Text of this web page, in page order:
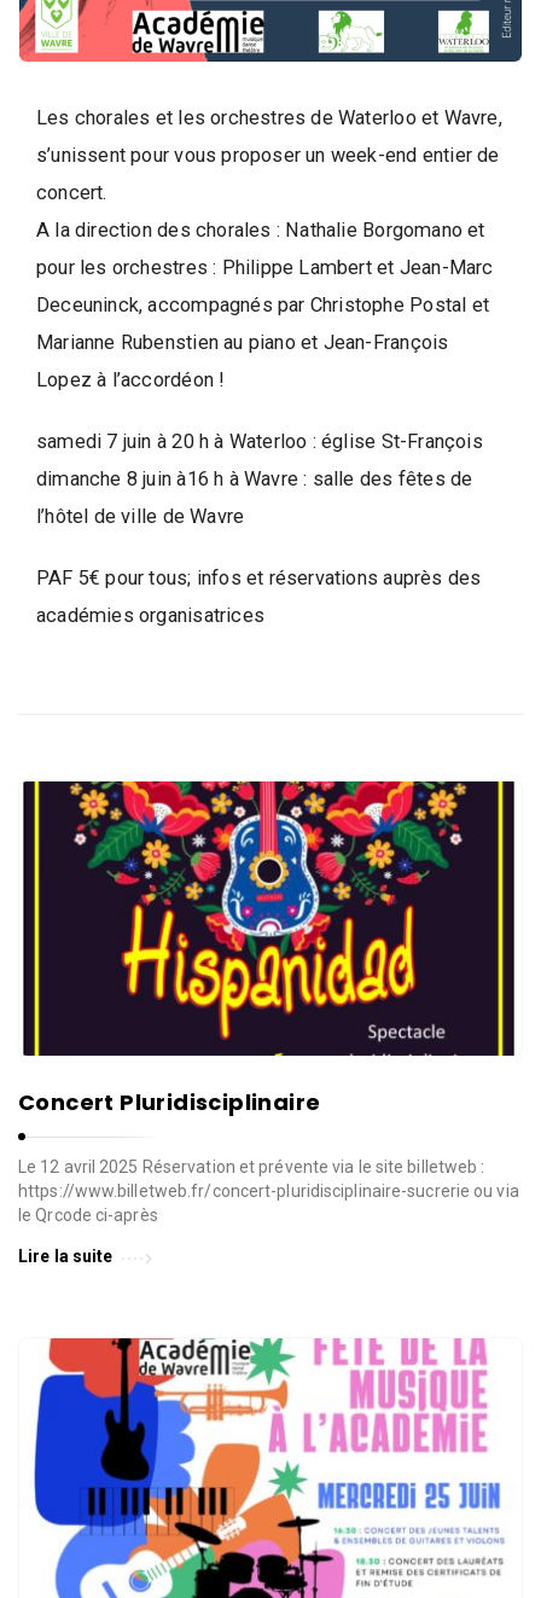
e
l
a
P
a
o
e
d
e
a
V
e
v
Les chorales et les orchestres de Waterloo et Wavre,
s’unissent pour vous proposer un week-end entier de
concert.
A la direction des chorales : Nathalie Borgomano et
pour les orchestres : Philippe Lambert et Jean-Marc
Deceuninck, accompagnés par Christophe Postal et
Marianne Rubenstien au piano et Jean-François
Lopez à l’accordéon !
samedi 7 juin à 20 h à Waterloo : église St-François
dimanche 8 juin à16 h à Wavre : salle des fêtes de
l’hôtel de ville de Wavre
PAF 5€ pour tous; infos et réservations auprès des
académies organisatrices
Concert Pluridisciplinaire
Le 12 avril 2025 Réservation et prévente via le site billetweb :
https://www.billetweb.fr/concert-pluridisciplinaire-sucrerie ou via
le Qrcode ci-après
Lire la suite